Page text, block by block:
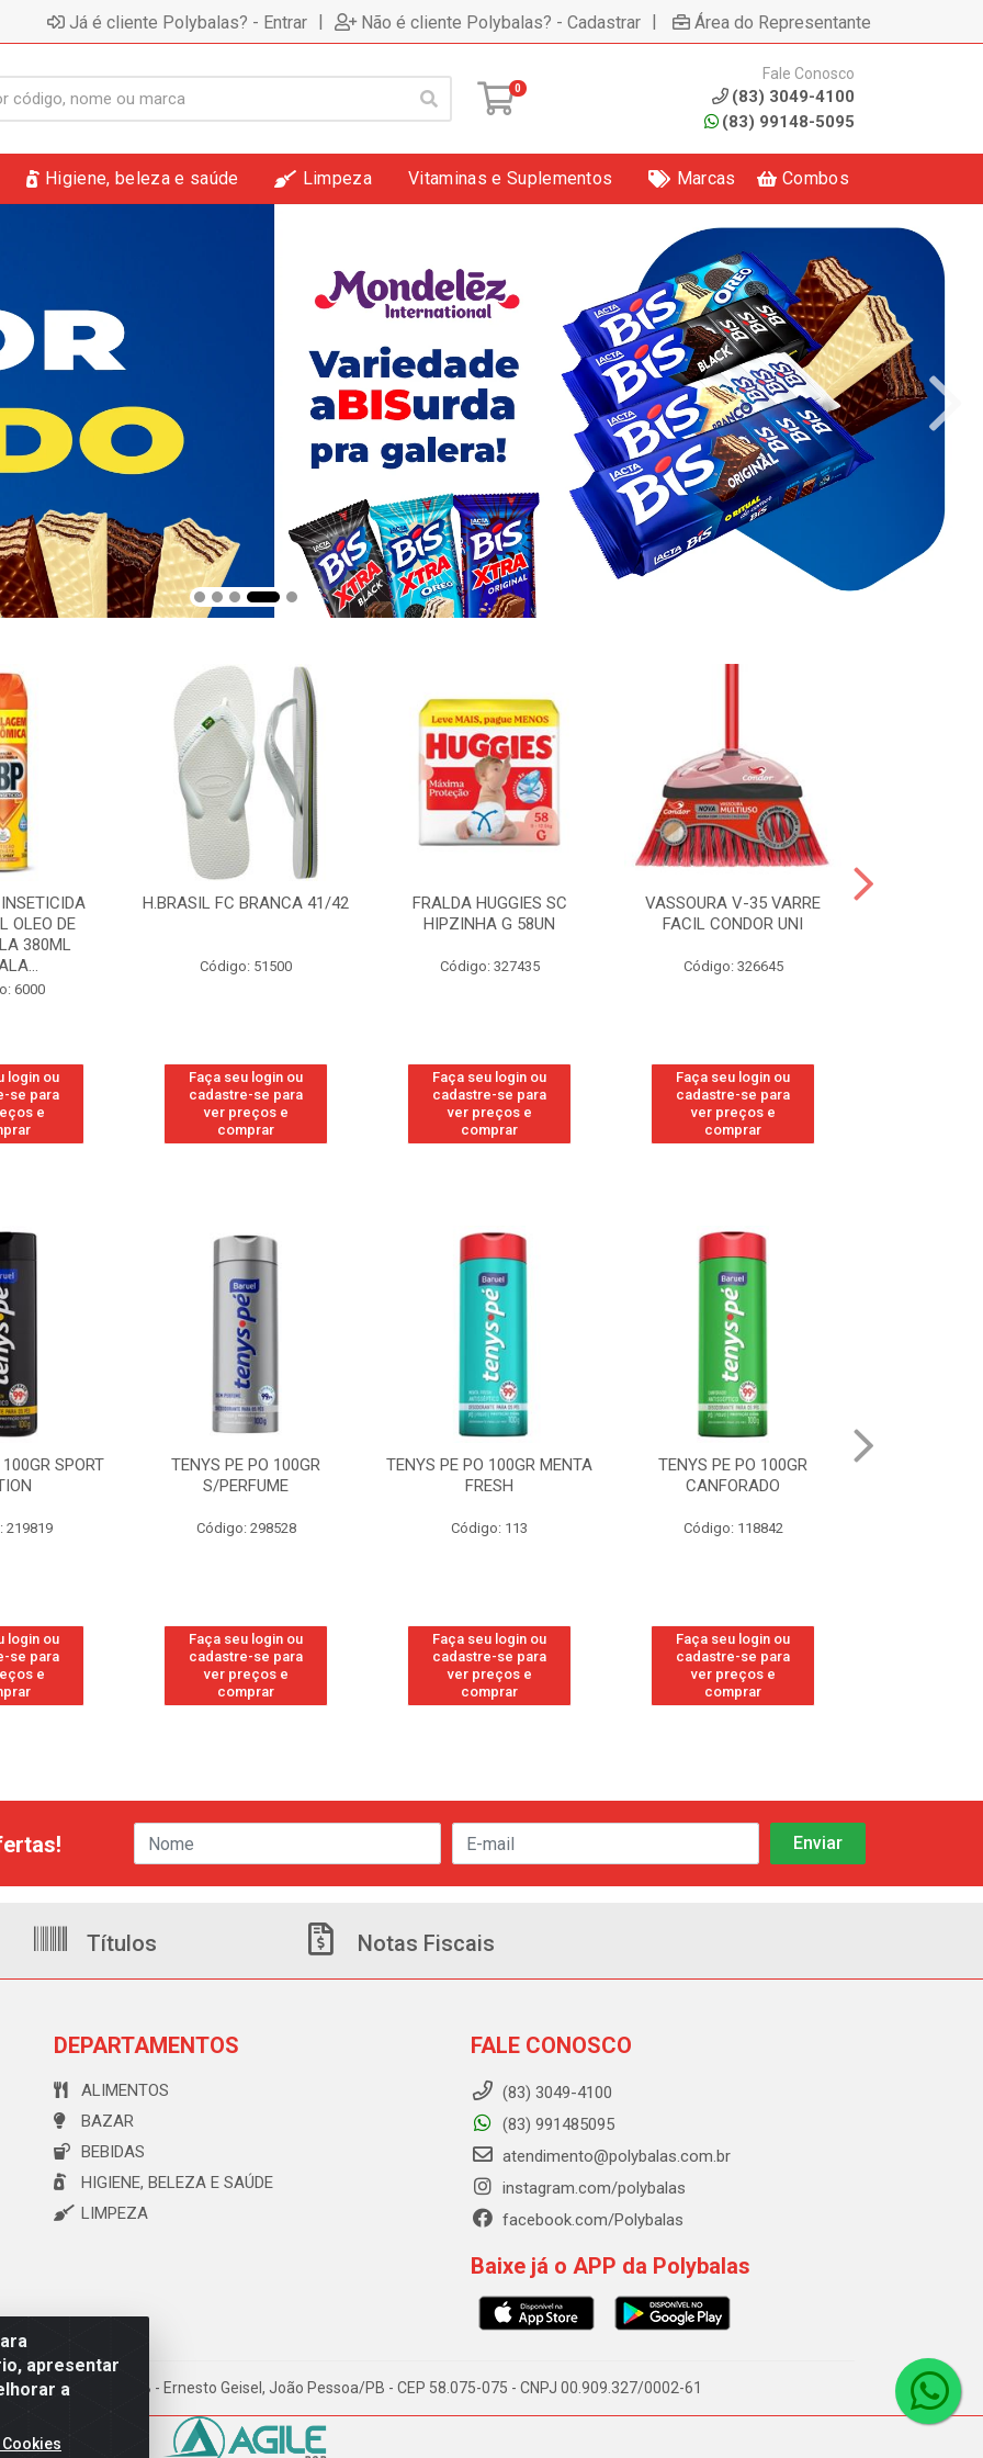
Já é cliente Polybalas? - Entrar | Não é cliente Polybalas? - Cadastrar | Área do Representante
0
Fale Conosco
(83) 3049-4100
(83) 99148-5095
Higiene, beleza e saúde Limpeza Vitaminas e Suplementos Marcas Combos
OLEO DE
380ML
6000
login ou
se para
e
H.BRASIL FC BRANCA 41/42
Código: 51500
Faça seu login ou
cadastre-se para
ver preços e
comprar
FRALDA HUGGIES SC
HIPZINHA G 58UN
Código: 327435
Faça seu login ou
cadastre-se para
ver preços e
comprar
VASSOURA V-35 VARRE
FACIL CONDOR UNI
Código: 326645
Faça seu login ou
cadastre-se para
ver preços e
comprar
SPORT
219819
login ou
se para
e
TENYS PE PO 100GR
S/PERFUME
Código: 298528
Faça seu login ou
cadastre-se para
ver preços e
comprar
TENYS PE PO 100GR MENTA
FRESH
Código: 113
Faça seu login ou
cadastre-se para
ver preços e
comprar
TENYS PE PO 100GR
CANFORADO
Código: 118842
Faça seu login ou
cadastre-se para
ver preços e
comprar
apresentar
a
Títulos Notas Fiscais
DEPARTAMENTOS
ALIMENTOS
BAZAR
BEBIDAS
HIGIENE, BELEZA E SAÚDE
LIMPEZA
FALE CONOSCO
(83) 3049-4100
(83) 991485095
atendimento@polybalas.com.br
instagram.com/polybalas
facebook.com/Polybalas
Baixe já o APP da Polybalas
173 Galpão B - Ernesto Geisel, João Pessoa/PB - CEP 58.075-075 - CNPJ 00.909.327/0002-61